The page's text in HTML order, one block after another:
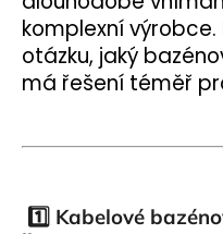
komplexní
otázku, jaký
má řešení téměř
1️⃣ Kabelové